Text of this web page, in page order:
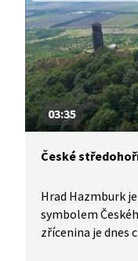
03:35
České
Hrad Hazmburk
symbolem
zřícenina je dnes